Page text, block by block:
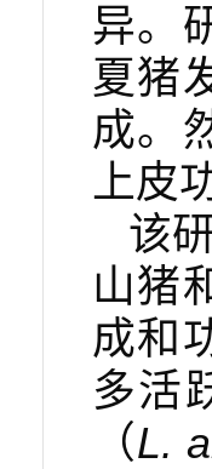
异。
夏猪
成。
上皮
该
山猪
成和
多活
（L.